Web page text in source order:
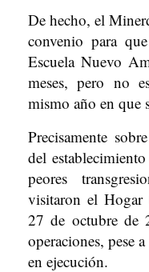
De hecho, el
convenio para
Escuela Nuevo
meses, pero no
mismo año en que
Precisamente
del
peores
visitaron el Hogar
27 de octubre de
operaciones, pese
en ejecución.